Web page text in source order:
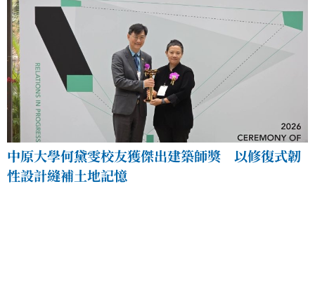
中原大學何黛雯校友獲傑出建築師獎 以修復式韌
性設計縫補土地記憶